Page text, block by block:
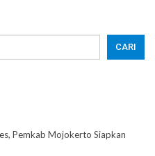
CARI
Pemkab Mojokerto Siapkan